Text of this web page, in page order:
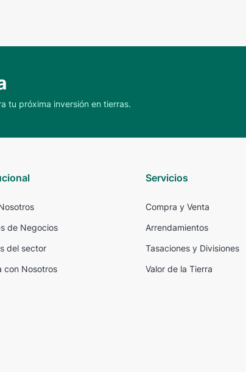
tu próxima inversión en tierras.
de Negocios
del sector
con Nosotros
Servicios
Compra y Venta
Arrendamientos
Tasaciones y Divisiones
Valor de la Tierra